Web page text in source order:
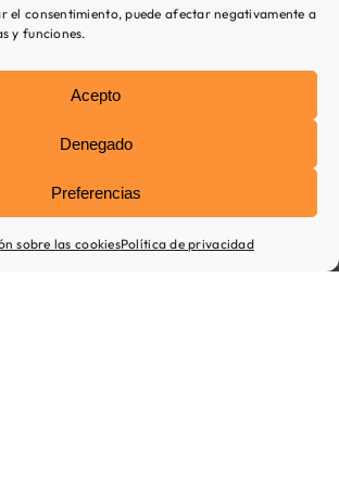
el consentimiento, puede afectar negativamente a
y funciones.
Acepto
Denegado
Preferencias
sobre las cookiesPolítica de privacidad